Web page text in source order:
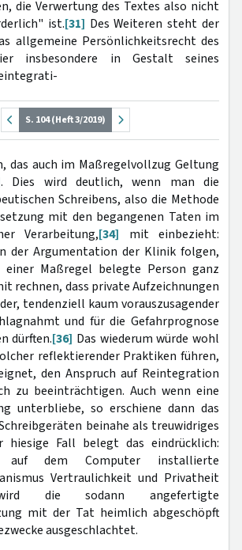
die Verwertung des Textes also nicht
ist.[31] Des Weiteren steht der
allgemeine Persönlichkeitsrecht des
insbesondere in Gestalt seines
S. 104 (Heft 3/2019)
das auch im Maßregelvollzug Geltung
. Dies wird deutlich, wenn man die
Schreibens, also die Methode
mit den begangenen Taten im
Verarbeitung,[34] mit einbezieht:
der Argumentation der Klinik folgen,
Maßregel belegte Person ganz
rechnen, dass private Aufzeichnungen
tendenziell kaum vorauszusagender
und für die Gefahrprognose
dürften.[36] Das wiederum würde wohl
reflektierender Praktiken führen,
den Anspruch auf Reintegration
zu beeinträchtigen. Auch wenn eine
unterbliebe, so erschiene dann das
beinahe als treuwidriges
hiesige Fall belegt das eindrücklich:
auf dem Computer installierte
Vertraulichkeit und Privatheit
die sodann angefertigte
mit der Tat heimlich abgeschöpft
ausgeschlachtet.